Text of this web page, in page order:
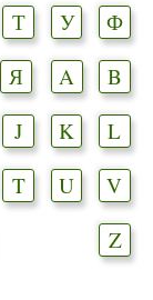
Т У
Ф
Я A
B
J K
L
T U
V
Z